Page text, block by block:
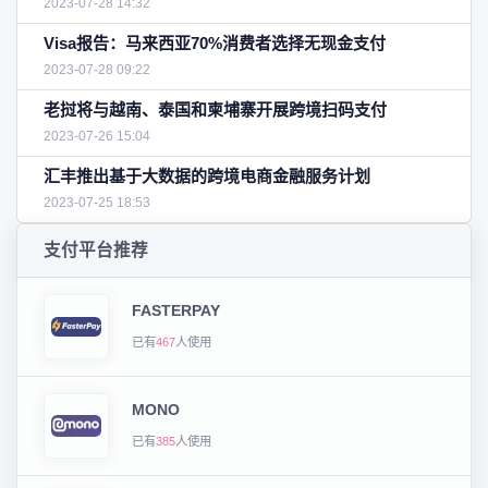
2023-07-28 14:32
Visa报告：马来西亚70%消费者选择无现金支付
2023-07-28 09:22
老挝将与越南、泰国和柬埔寨开展跨境扫码支付
2023-07-26 15:04
汇丰推出基于大数据的跨境电商金融服务计划
2023-07-25 18:53
支付平台推荐
FASTERPAY
已有467人使用
MONO
已有385人使用